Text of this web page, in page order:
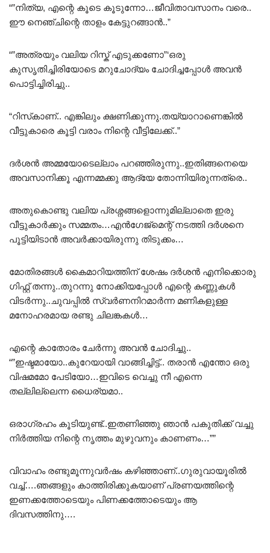
“”നിത്യ, എന്റെ കൂടെ കൂടുന്നോ…ജീവിതാവസാനം വരെ..
ഈ നെഞ്ചിന്റെ താളം കേട്ടുറങ്ങാൻ..”
“”അത്രയും വലിയ റിസ്ക് എടുക്കണോ”‘ഒരു
കുസൃതിച്ചിരിയോടെ മറുചോദ്യം ചോദിച്ചപ്പോൾ അവൻ
പൊട്ടിച്ചിരിച്ചു..
“റിസ്‌കാണ്.. എങ്കിലും ക്ഷണിക്കുന്നു.തയ്യാറാണെങ്കിൽ
വീട്ടുകാരെ കൂട്ടി വരാം നിന്റെ വീട്ടിലേക്ക്..”
ദർശൻ അമ്മയോടെല്ലാം പറഞ്ഞിരുന്നു..ഇതിങ്ങനെയെ
അവസാനിക്കൂ എന്നമ്മക്കു ആദ്യേ തോന്നിയിരുന്നത്രെ..
അതുകൊണ്ടു വലിയ പ്രശ്നങ്ങളൊന്നുമില്ലാതെ ഇരു
വീട്ടുകാർക്കും സമ്മതം…എൻഗേജ്‌മെന്റ് നടത്തി ദർശനെ
പൂട്ടിയിടാൻ അവർക്കായിരുന്നു തിടുക്കം…
മോതിരങ്ങൾ കൈമാറിയത്തിന് ശേഷം ദർശൻ എനിക്കൊരു
ഗിഫ്റ്റ് തന്നു..തുറന്നു നോക്കിയപ്പോൾ എന്റെ കണ്ണുകൾ
വിടർന്നു..ചുവപ്പിൽ സ്വർണനിറമാർന്ന മണികളുള്ള
മനോഹരമായ രണ്ടു ചിലങ്കകൾ…
എന്റെ കാതോരം ചേർന്നു അവൻ ചോദിച്ചു..
“”ഇഷ്ടമായോ..കുറേയായി വാങ്ങിച്ചിട്ട്.. തരാൻ എന്തോ ഒരു
വിഷമമോ പേടിയോ…ഇവിടെ വെച്ചു നീ എന്നെ
തല്ലില്ലെന്ന ധൈര്യമാ..
ഒരാഗ്രഹം കൂടിയുണ്ട്..ഇതണിഞ്ഞു ഞാൻ പകുതിക്ക് വച്ചു
നിർത്തിയ നിന്റെ നൃത്തം മുഴുവനും കാണണം…””
വിവാഹം രണ്ടുമൂന്നുവർഷം കഴിഞ്ഞാണ്..ഗുരുവായൂരിൽ
വച്ച്….ഞങ്ങളും കാത്തിരിക്കുകയാണ് പ്രണയത്തിന്റെ
ഇണക്കത്തോടെയും പിണക്കത്തോടെയും ആ
ദിവസത്തിനു….